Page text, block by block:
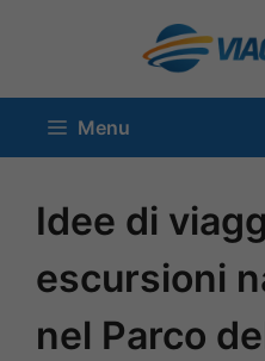
contenuto
Menu
Idee di
escursioni
nel Parco